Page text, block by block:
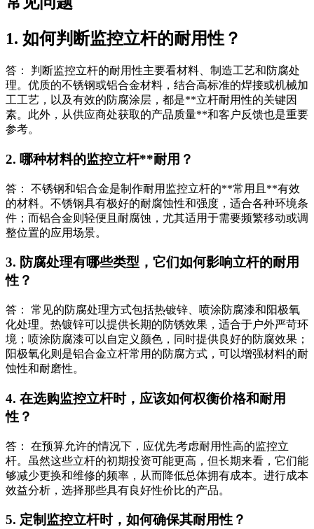
1. 如何判断监控立杆的耐用性？
答： 判断监控立杆的耐用性主要看材料、制造工艺和防腐处
理。优质的不锈钢或铝合金材料，结合高标准的焊接或机械加
工工艺，以及有效的防腐涂层，都是**立杆耐用性的关键因
素。此外，从供应商处获取的产品质量**和客户反馈也是重要
参考。
2. 哪种材料的监控立杆**耐用？
答： 不锈钢和铝合金是制作耐用监控立杆的**常用且**有效
的材料。不锈钢具有极好的耐腐蚀性和强度，适合各种环境条
件；而铝合金则轻便且耐腐蚀，尤其适用于需要频繁移动或调
整位置的应用场景。
3. 防腐处理有哪些类型，它们如何影响立杆的耐用
性？
答： 常见的防腐处理方式包括热镀锌、喷涂防腐漆和阳极氧
化处理。热镀锌可以提供长期的防锈效果，适合于户外严苛环
境；喷涂防腐漆可以自定义颜色，同时提供良好的防腐效果；
阳极氧化则是铝合金立杆常用的防腐方式，可以增强材料的耐
蚀性和耐磨性。
4. 在选购监控立杆时，应该如何权衡价格和耐用
性？
答： 在预算允许的情况下，应优先考虑耐用性高的监控立
杆。虽然这些立杆的初期投资可能更高，但长期来看，它们能
够减少更换和维修的频率，从而降低总体拥有成本。进行成本
效益分析，选择那些具有良好性价比的产品。
5. 定制监控立杆时，如何确保其耐用性？